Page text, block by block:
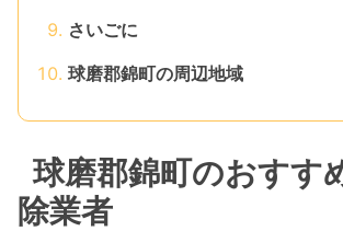
さいごに
球磨郡錦町の周辺地域
球磨郡錦町のおすす
除業者